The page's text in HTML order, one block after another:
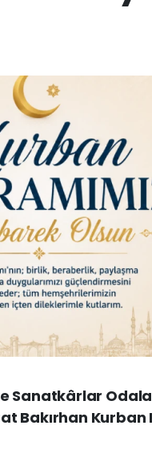
Sanatkârlar
Bakırhan